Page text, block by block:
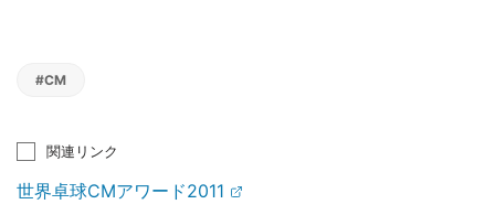
#CM
関連リンク
世界卓球CMアワード2011